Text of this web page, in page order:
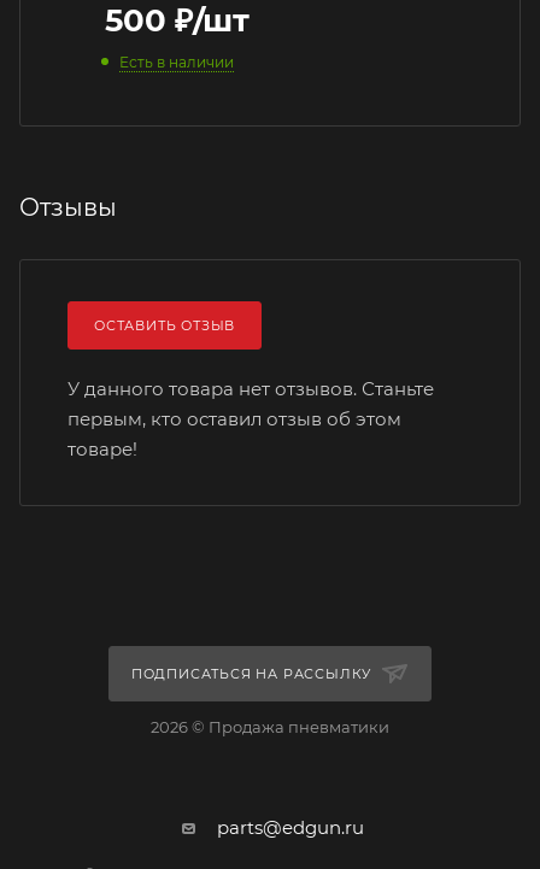
500 ₽/шт
Есть в наличии
Отзывы
ОСТАВИТЬ ОТЗЫВ
У данного товара нет отзывов. Станьте
первым, кто оставил отзыв об этом
товаре!
ПОДПИСАТЬСЯ НА РАССЫЛКУ
2026 © Продажа пневматики
parts@edgun.ru